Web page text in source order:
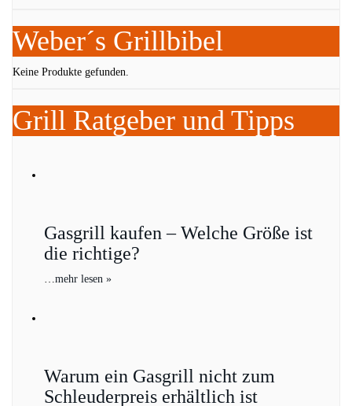
Weber´s Grillbibel
Keine Produkte gefunden.
Grill Ratgeber und Tipps
Gasgrill kaufen – Welche Größe ist
die richtige?
…mehr lesen »
Warum ein Gasgrill nicht zum
Schleuderpreis erhältlich ist